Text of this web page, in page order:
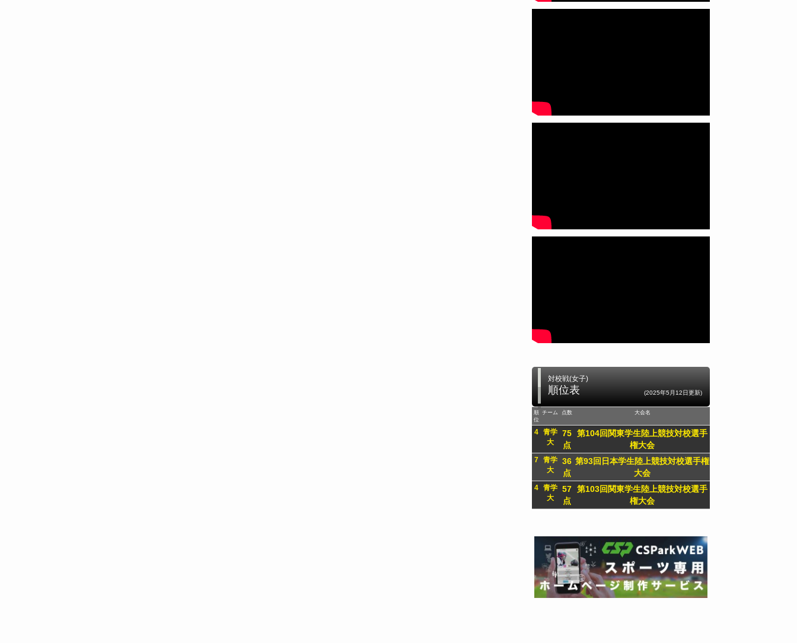
対校戦(女子)
順位表 (2025年5月12日更新)
順
位
チーム 点数 大会名
4 青学
大
75
点
第104回関東学生陸上競技対校選手
権大会
7 青学
大
36
点
第93回日本学生陸上競技対校選手権
大会
4 青学
大
57
点
第103回関東学生陸上競技対校選手
権大会